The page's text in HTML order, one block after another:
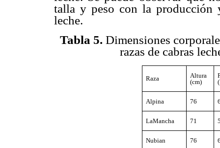
talla y peso con la producción
leche.
Tabla 5. Dimensiones
razas de cabras
Raza
Altura
(cm)
Alpina 76
LaMancha 71
Nubian 76